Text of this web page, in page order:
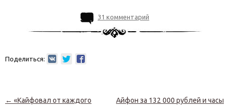
31 комментарий
Поделиться:
Навигация по записям
← «Кайфовал от каждого
Айфон за 132 000 рублей и часы